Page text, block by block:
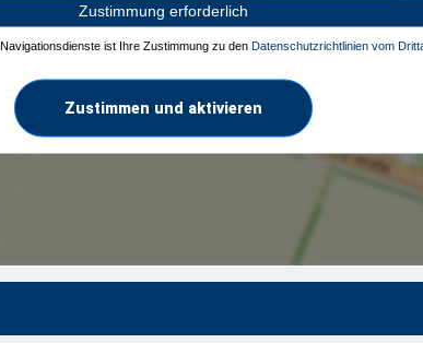
Zustimmung erforderlich
ist Ihre Zustimmung zu den Datenschutzrichtlinien vom
Zustimmen und aktivieren